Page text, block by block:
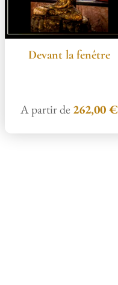
Devant la fenêtre
A partir de 262,00€